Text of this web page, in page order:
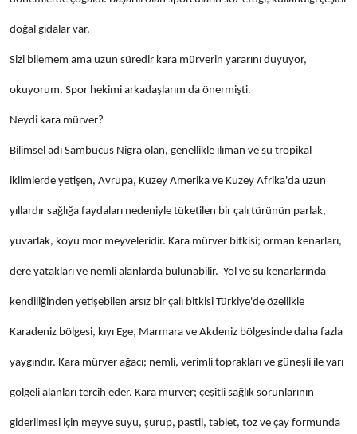
doğal gıdalar var.
Sizi bilemem ama uzun süredir kara mürverin yararını duyuyor,
okuyorum. Spor hekimi arkadaşlarım da önermişti.
Neydi kara mürver?
Bilimsel adı Sambucus Nigra olan, genellikle ılıman ve su tropikal
iklimlerde yetişen, Avrupa, Kuzey Amerika ve Kuzey Afrika'da uzun
yıllardır sağlığa faydaları nedeniyle tüketilen bir çalı türünün parlak,
yuvarlak, koyu mor meyveleridir. Kara mürver bitkisi; orman kenarları,
dere yatakları ve nemli alanlarda bulunabilir. Yol ve su kenarlarında
kendiliğinden yetişebilen arsız bir çalı bitkisi Türkiye'de özellikle
Karadeniz bölgesi, kıyı Ege, Marmara ve Akdeniz bölgesinde daha fazla
yaygındır. Kara mürver ağacı; nemli, verimli toprakları ve güneşli ile yarı
gölgeli alanları tercih eder. Kara mürver; çeşitli sağlık sorunlarının
giderilmesi için meyve suyu, şurup, pastil, tablet, toz ve çay formunda